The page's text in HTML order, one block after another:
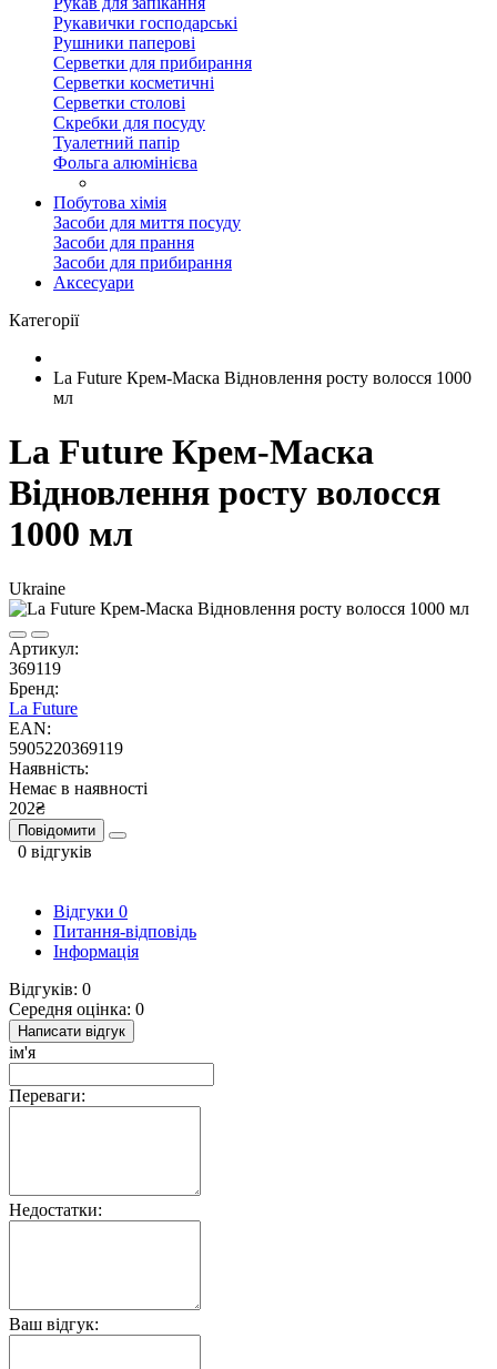
Рукавички господарські
Рушники паперові
Серветки для прибирання
Серветки косметичні
Серветки столові
Скребки для посуду
Туалетний папір
Фольга алюмінієва
Побутова хімія
Засоби для миття посуду
Засоби для прання
Засоби для прибирання
Аксесуари
Категорії
La Future Крем-Маска Відновлення росту волосся 1000
мл
La Future Крем-Маска
Відновлення росту волосся
1000 мл
Ukraine
Артикул:
369119
Бренд:
La Future
EAN:
5905220369119
Наявність:
Немає в наявності
202₴
Повідомити
0 відгуків
Відгуки 0
Питання-відповідь
Інформація
Відгуків: 0
Середня оцінка: 0
Написати відгук
ім'я
Переваги:
Недостатки:
Ваш відгук: